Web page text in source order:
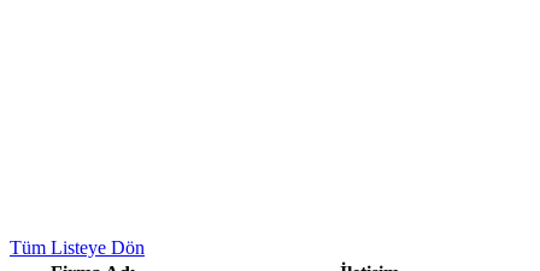
Tüm Listeye Dön